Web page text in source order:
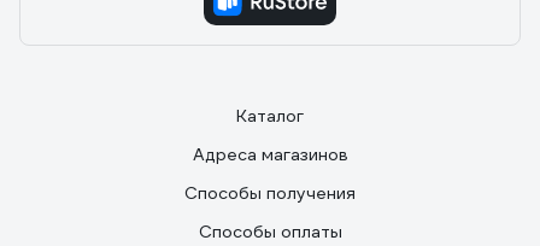
Каталог
Адреса магазинов
Способы получения
Способы оплаты